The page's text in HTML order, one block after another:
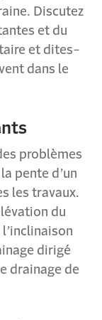
Discutez
et du
et dites-
dans le
problèmes
pente d’un
les travaux.
du
dirigé
drainage de